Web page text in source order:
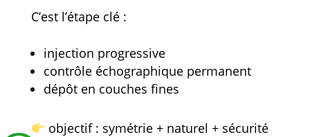
C’est l’étape clé :
injection progressive
contrôle échographique permanent
dépôt en couches fines
objectif : symétrie + naturel + sécurité